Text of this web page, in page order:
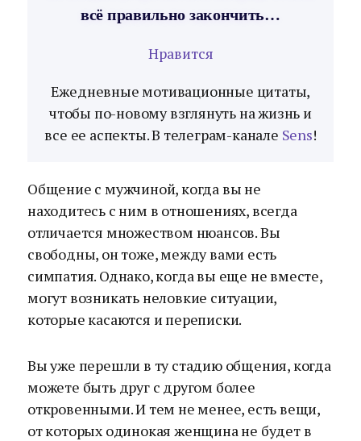
всё правильно закончить…
Нравится
Ежедневные мотивационные цитаты,
чтобы по-новому взглянуть на жизнь и
все ее аспекты. В телеграм-канале Sens!
Общение с мужчиной, когда вы не
находитесь с ним в отношениях, всегда
отличается множеством нюансов. Вы
свободны, он тоже, между вами есть
симпатия. Однако, когда вы еще не вместе,
могут возникать неловкие ситуации,
которые касаются и переписки.
Вы уже перешли в ту стадию общения, когда
можете быть друг с другом более
откровенными. И тем не менее, есть вещи,
от которых одинокая женщина не будет в